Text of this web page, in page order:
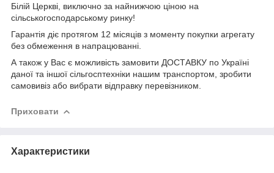
Білій Церкві, виключно за найнижчою ціною на
сільськогосподарському ринку!
Гарантія діє протягом 12 місяців з моменту покупки агрегату
без обмеження в напрацюванні.
А також у Вас є можливість замовити ДОСТАВКУ по Україні
даної та іншої сільгосптехніки нашим транспортом, зробити
самовивіз або вибрати відправку перевізником.
Приховати
Характеристики